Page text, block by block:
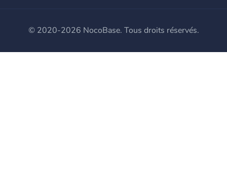
© 2020-2026 NocoBase. Tous droits réservés.